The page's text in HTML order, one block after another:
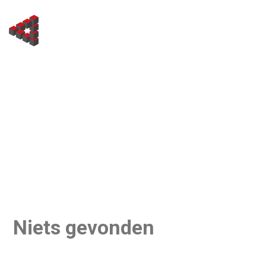
naar
Niets gevonden